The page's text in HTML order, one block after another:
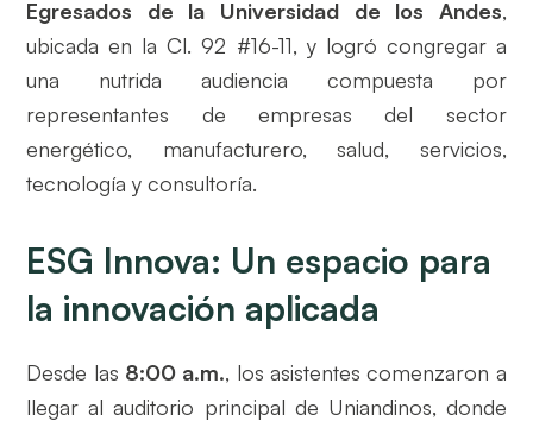
Egresados de la Universidad de los Andes,
ubicada en la Cl. 92 #16-11, y logró congregar a
una nutrida audiencia compuesta por
representantes de empresas del sector
energético, manufacturero, salud, servicios,
tecnología y consultoría.
ESG Innova: Un espacio para
la innovación aplicada
Desde las 8:00 a.m., los asistentes comenzaron a
llegar al auditorio principal de Uniandinos, donde